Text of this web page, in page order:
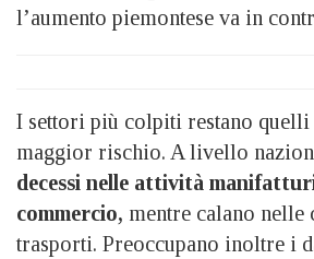
l’aumento piemontese va in
I settori più colpiti restano quelli
maggior rischio. A livello
decessi nelle attività
commercio, mentre calano nelle
trasporti. Preoccupano inoltre i